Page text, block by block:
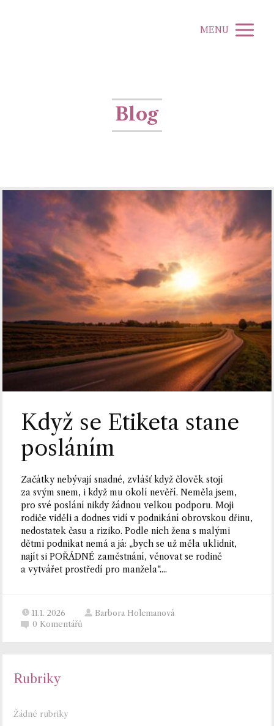
MENU
Blog
Když se Etiketa stane
posláním
Začátky nebývají snadné, zvlášť když člověk stojí
za svým snem, i když mu okolí nevěří. Neměla jsem,
pro své poslání nikdy žádnou velkou podporu. Moji
rodiče viděli a dodnes vidí v podnikání obrovskou dřinu,
nedostatek času a riziko. Podle nich žena s malými
dětmi podnikat nemá a já: „bych se už měla uklidnit,
najít si POŘÁDNÉ zaměstnání, věnovat se rodině
a vytvářet prostředí pro manžela“....
11.1. 2026
Barbora Holcmanová
0 Komentářů
Rubriky
Žádné rubriky